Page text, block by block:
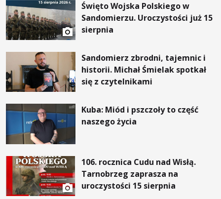
Święto Wojska Polskiego w
Sandomierzu. Uroczystości już 15
sierpnia
Sandomierz zbrodni, tajemnic i
historii. Michał Śmielak spotkał
się z czytelnikami
Kuba: Miód i pszczoły to część
naszego życia
106. rocznica Cudu nad Wisłą.
Tarnobrzeg zaprasza na
uroczystości 15 sierpnia